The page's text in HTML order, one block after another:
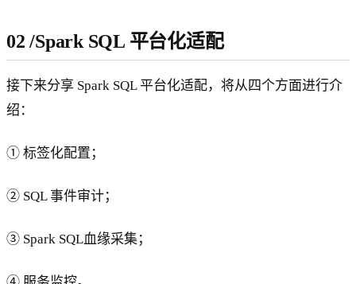
02 /Spark SQL 平台化适配
接下来分享 Spark SQL 平台化适配，将从四个方面进行介
绍：
① 标签化配置；
② SQL 事件审计；
③ Spark SQL血缘采集；